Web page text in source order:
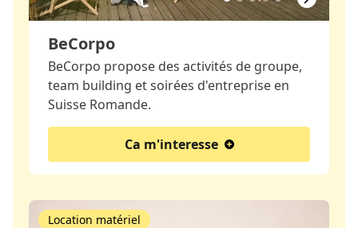
BeCorpo
BeCorpo propose des activités de groupe,
team building et soirées d'entreprise en
Suisse Romande.
Ca m'interesse
Location matériel